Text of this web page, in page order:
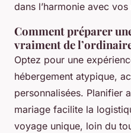
dans l’harmonie avec vos
Comment préparer
vraiment de
Optez pour une
hébergement atypique,
personnalisées. Planifier
mariage facilite la
voyage unique, loin du